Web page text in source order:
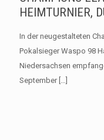
HEIMTURNIER,
In der neugestalteten
Pokalsieger Waspo 98
Niedersachsen
September[…]